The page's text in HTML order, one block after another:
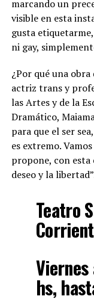
marcando un
visible en esta
gusta
ni gay,
¿Por qué una
actriz trans y
las Artes y de la
Dramático,
para que el ser
es extremo.
propone, con
deseo y la
Teatro
hs,